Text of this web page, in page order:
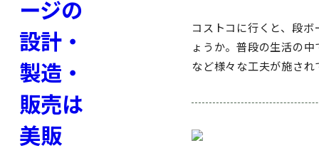
コストコに行くと、段
ょうか。普段の生活の
など様々な工夫が施さ